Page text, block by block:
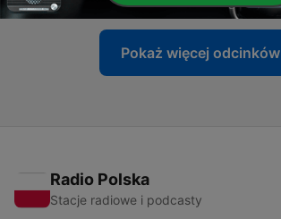
Pokaż więcej odcinków
Radio Polska
Stacje radiowe i podcasty